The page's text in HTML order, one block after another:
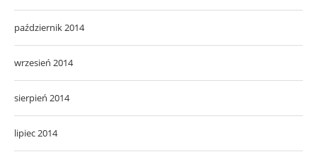
październik 2014
wrzesień 2014
sierpień 2014
lipiec 2014